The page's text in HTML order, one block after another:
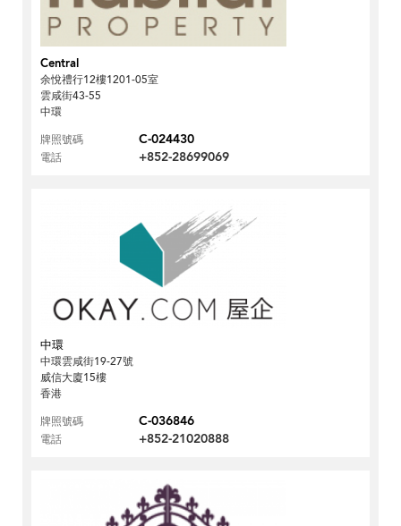
Central
余悅禮行12樓1201-05室
雲咸街43-55
中環
牌照號碼
C-024430
電話 +852-28699069
中環
中環雲咸街19-27號
威信大廈15樓
香港
牌照號碼
C-036846
電話 +852-21020888